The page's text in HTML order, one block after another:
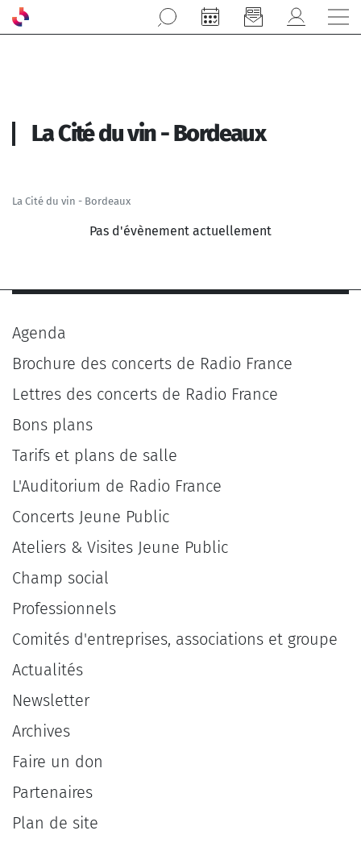
Aller au contenu principal
La Cité du vin - Bordeaux
La Cité du vin - Bordeaux
Pas d'évènement actuellement
Agenda
Brochure des concerts de Radio France
Lettres des concerts de Radio France
Bons plans
Tarifs et plans de salle
L'Auditorium de Radio France
Concerts Jeune Public
Ateliers & Visites Jeune Public
Champ social
Professionnels
Comités d'entreprises, associations et groupe
Actualités
Newsletter
Archives
Faire un don
Partenaires
Plan de site